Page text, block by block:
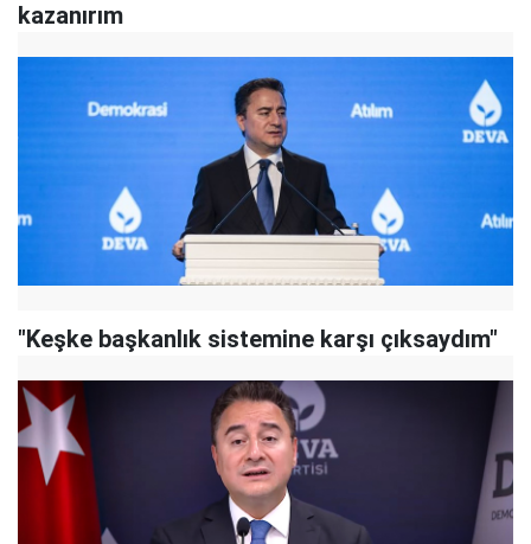
kazanırım
"Keşke başkanlık sistemine karşı çıksaydım"